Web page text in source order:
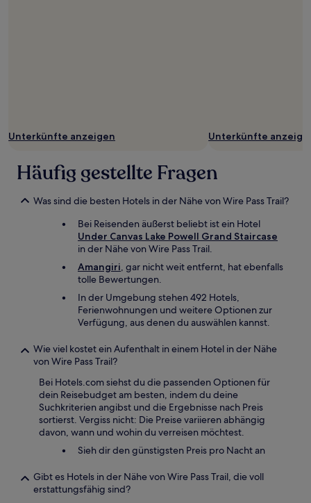
Unterkünfte anzeigen Unterkünfte
Häufig gestellte Fragen
Was sind die besten Hotels in der Nähe von Wire Pass Trail?
Bei Reisenden äußerst beliebt ist ein Hotel
Under Canvas Lake Powell Grand Staircase
in der Nähe von Wire Pass Trail.
Amangiri, gar nicht weit entfernt, hat ebenfalls
tolle Bewertungen.
In der Umgebung stehen 492 Hotels,
Ferienwohnungen und weitere Optionen zur
Verfügung, aus denen du auswählen kannst.
Wie viel kostet ein Aufenthalt in einem Hotel in der Nähe
von Wire Pass Trail?
Bei Hotels.com siehst du die passenden Optionen für
dein Reisebudget am besten, indem du deine
Suchkriterien angibst und die Ergebnisse nach Preis
sortierst. Vergiss nicht: Die Preise variieren abhängig
davon, wann und wohin du verreisen möchtest.
Sieh dir den günstigsten Preis pro Nacht an
Gibt es Hotels in der Nähe von Wire Pass Trail, die voll
erstattungsfähig sind?